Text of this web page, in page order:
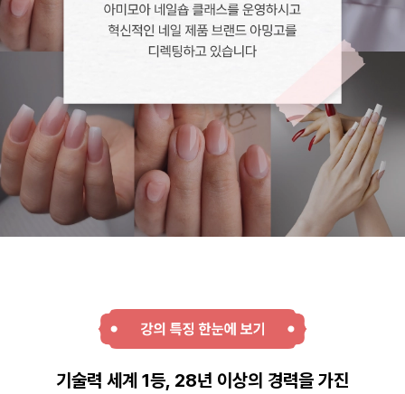
기술력 세계 1등, 28년 이상의 경력을 가진